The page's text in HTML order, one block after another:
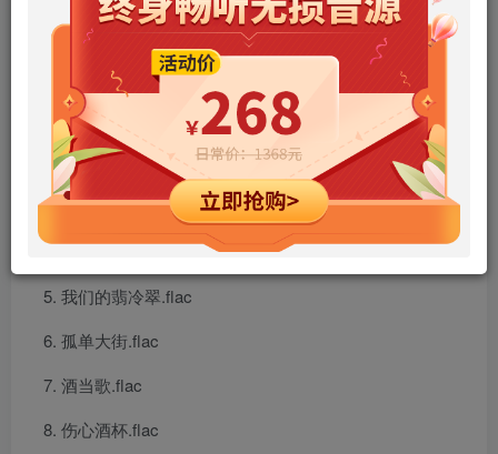
立即购买
您当前未登录！建议登陆后购买，可保存购买订单
恋人创世纪.flac
关不上的窗.flac
黄粱梦.flac
冬天的秘密.flac
我们的翡冷翠.flac
孤单大街.flac
酒当歌.flac
伤心酒杯.flac